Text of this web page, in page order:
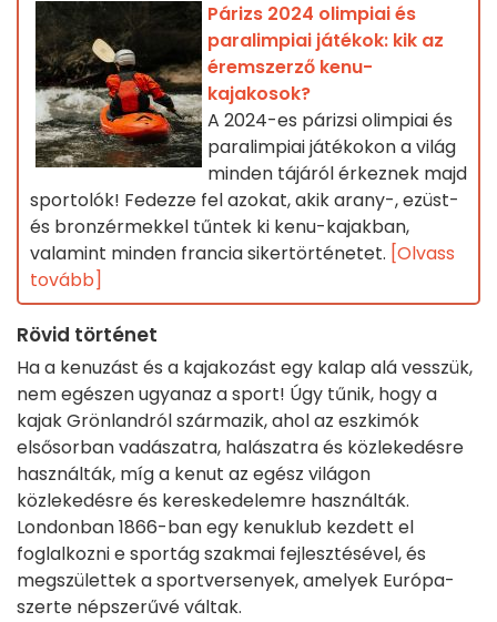
Párizs 2024 olimpiai és
paralimpiai játékok: kik az
éremszerző kenu-
kajakosok?
A 2024-es párizsi olimpiai és
paralimpiai játékokon a világ
minden tájáról érkeznek majd
sportolók! Fedezze fel azokat, akik arany-, ezüst-
és bronzérmekkel tűntek ki kenu-kajakban,
valamint minden francia sikertörténetet. [Olvass
tovább]
Rövid történet
Ha a kenuzást és a kajakozást egy kalap alá vesszük,
nem egészen ugyanaz a sport! Úgy tűnik, hogy a
kajak Grönlandról származik, ahol az eszkimók
elsősorban vadászatra, halászatra és közlekedésre
használták, míg a kenut az egész világon
közlekedésre és kereskedelemre használták.
Londonban 1866-ban egy kenuklub kezdett el
foglalkozni e sportág szakmai fejlesztésével, és
megszülettek a sportversenyek, amelyek Európa-
szerte népszerűvé váltak.